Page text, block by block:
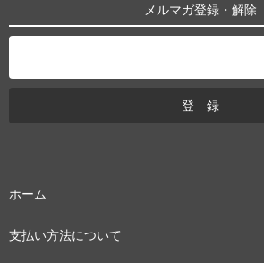
メルマガ登録・解除
ホーム
支払い方法について